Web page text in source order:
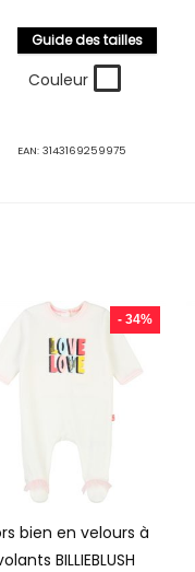
Guide des tailles
Couleur
EAN:3143169259975
- 34%
bien en velours à
BILLIEBLUSH